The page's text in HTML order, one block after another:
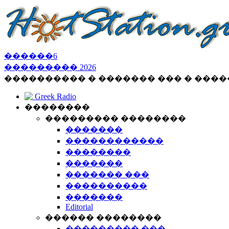
������6
��������� 2026
���������� � ������� ��� �
Greek Radio
��������
��������� ��������
�������
������������
��������
�������
������� ���
����������
�������
Editorial
������ ��������